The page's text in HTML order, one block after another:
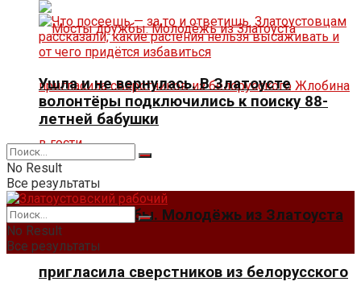
Мосты дружбы. Молодёжь из Златоуста
пригласила сверстников из белорусского
Ушла и не вернулась. В Златоусте
волонтёры подключились к поиску 88-
летней бабушки
No Result
Все результаты
No Result
Все результаты